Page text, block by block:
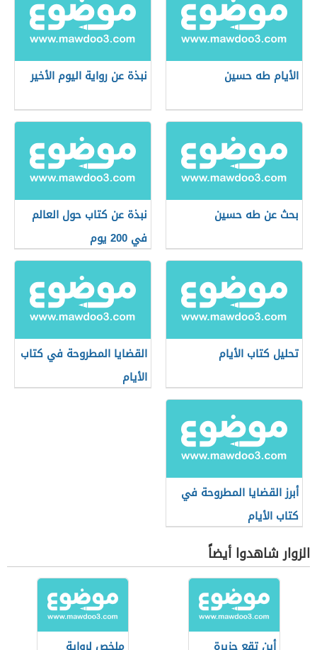
الأيام طه حسين نبذة عن رواية اليوم الأخير
بحث عن طه حسين
نبذة عن كتاب حول العالم
في 200 يوم
تحليل كتاب الأيام
القضايا المطروحة في كتاب
الأيام
أبرز القضايا المطروحة في
كتاب الأيام
الزوار شاهدوا أيضاً